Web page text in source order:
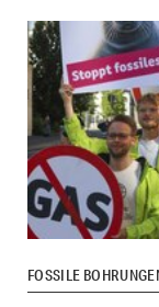
FOSSILE